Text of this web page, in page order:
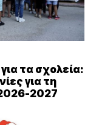
τα σχολεία:
για τη
2027